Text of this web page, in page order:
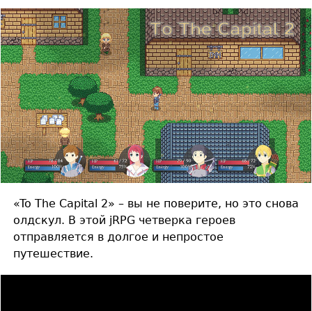
«To The Capital 2» – вы не поверите, но это снова
олдскул. В этой jRPG четверка героев
отправляется в долгое и непростое
путешествие.